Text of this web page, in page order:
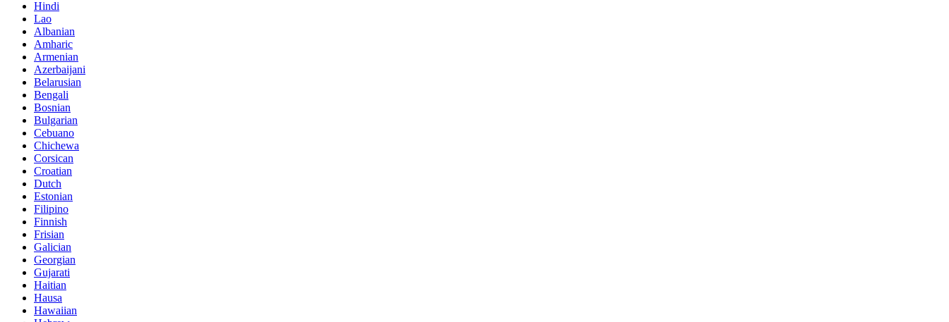
Hindi
Lao
Albanian
Amharic
Armenian
Azerbaijani
Belarusian
Bengali
Bosnian
Bulgarian
Cebuano
Chichewa
Corsican
Croatian
Dutch
Estonian
Filipino
Finnish
Frisian
Galician
Georgian
Gujarati
Haitian
Hausa
Hawaiian